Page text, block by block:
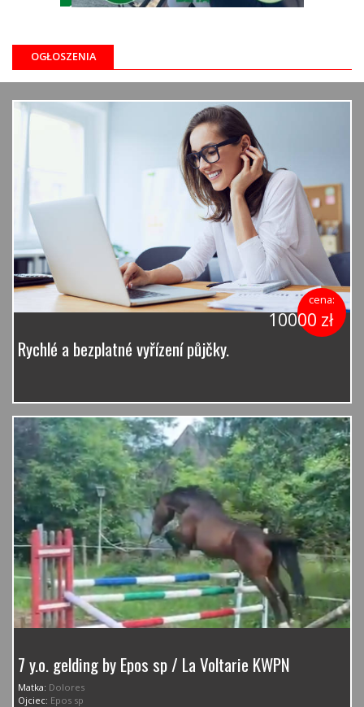
OGŁOSZENIA
cena:
10000 zł
Rychlé a bezplatné vyřízení půjčky.
7 y.o. gelding by Epos sp / La Voltarie KWPN
Matka: Dolores
Ojciec: Epos sp